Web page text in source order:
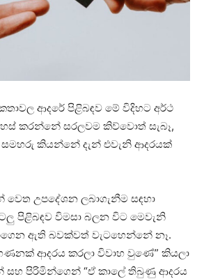
ආදරේ පිළිබඳව මේ විදිහට අර්ථ
කරන්නේ සරලවම කිව්වොත් සැබෑ,
සමහරු කියන්නේ දැන් එවැනි ආදරයක්
උපදේශන ලබාගැනීම සඳහා
පිළිබඳව විමසා බලන විට මෙවැනි
ඇති බවක්වත් වැටහෙන්නේ නෑ.
ආදරය කරලා විවාහ වුණේ” කියලා
සහ පිරිමින්ගෙන් “ඒ කාලේ තිබුණු ආදරය